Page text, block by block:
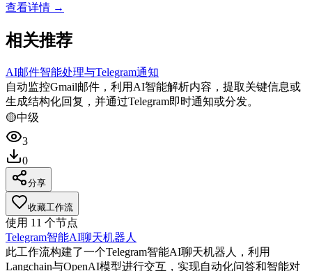
查看详情 →
相关推荐
AI邮件智能处理与Telegram通知
自动监控Gmail邮件，利用AI智能解析内容，提取关键信息或
生成结构化回复，并通过Telegram即时通知或分发。
🟡中级
3
0
分享
收藏工作流
使用 11 个节点
Telegram智能AI聊天机器人
此工作流构建了一个Telegram智能AI聊天机器人，利用
Langchain与OpenAI模型进行交互，实现自动化问答和智能对